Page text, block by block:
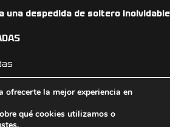
una despedida de soltero inolvidable
ofrecerte la mejor experiencia en
qué cookies utilizamos o